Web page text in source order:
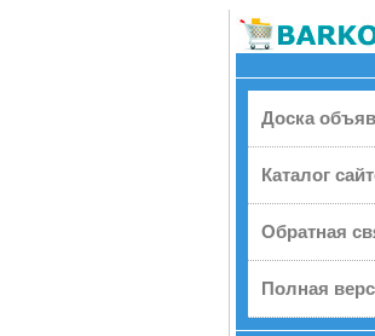
Доска
Каталог
Обратная
Полная